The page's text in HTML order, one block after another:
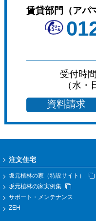
賃貸部門（アパ
受付時
（水
資料請求
注文住宅
坂元植林の家（特設サイト）
坂元植林の家実例集
サポート・メンテナンス
ZEH